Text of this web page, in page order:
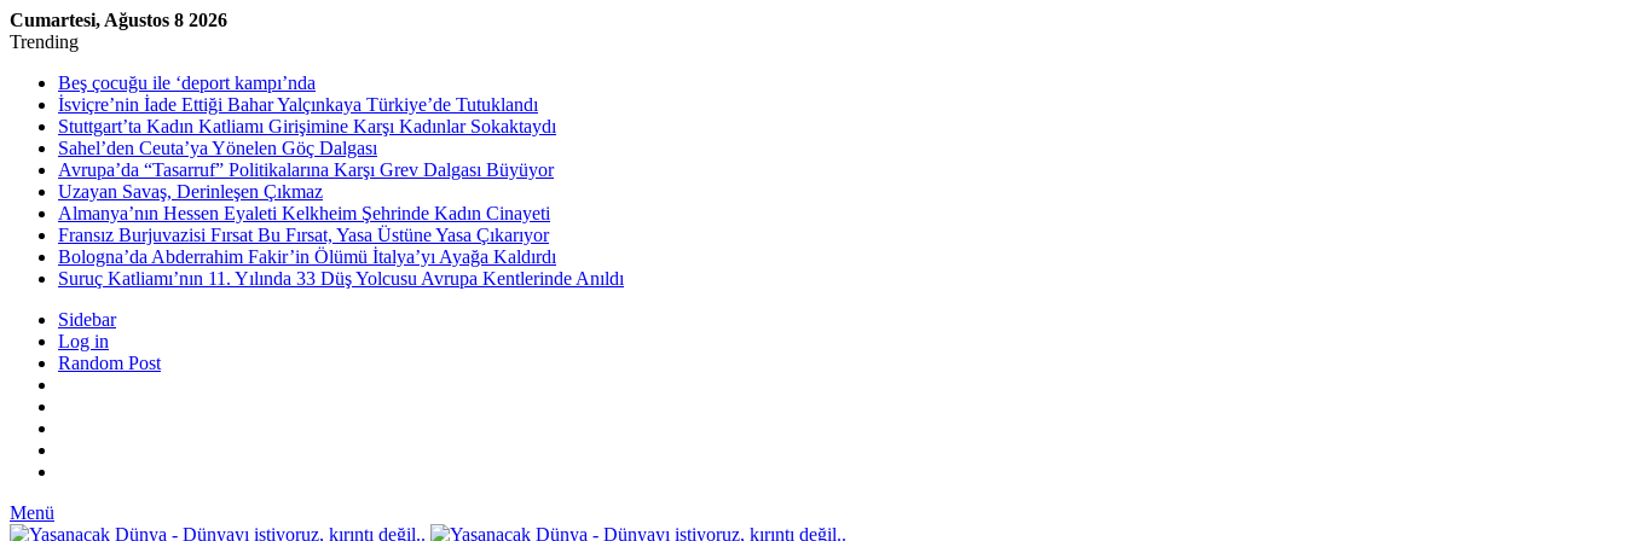
Cumartesi, Ağustos 8 2026
Trending
Beş çocuğu ile ‘deport kampı’nda
İsviçre’nin İade Ettiği Bahar Yalçınkaya Türkiye’de Tutuklandı
Stuttgart’ta Kadın Katliamı Girişimine Karşı Kadınlar Sokaktaydı
Sahel’den Ceuta’ya Yönelen Göç Dalgası
Avrupa’da “Tasarruf” Politikalarına Karşı Grev Dalgası Büyüyor
Uzayan Savaş, Derinleşen Çıkmaz
Almanya’nın Hessen Eyaleti Kelkheim Şehrinde Kadın Cinayeti
Fransız Burjuvazisi Fırsat Bu Fırsat, Yasa Üstüne Yasa Çıkarıyor
Bologna’da Abderrahim Fakir’in Ölümü İtalya’yı Ayağa Kaldırdı
Suruç Katliamı’nın 11. Yılında 33 Düş Yolcusu Avrupa Kentlerinde Anıldı
Sidebar
Log in
Random Post
Menü